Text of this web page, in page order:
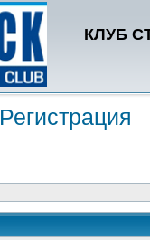
КЛУБ
Регистрация